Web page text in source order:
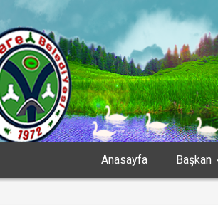
Anasayfa Başkan